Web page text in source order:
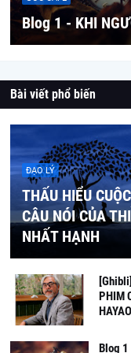
Blog 1 - KHI
Bài viết phổ biến
ĐẠO LÝ
THẤU HIỂU
CÂU NÓI CỦA
NHẤT HẠNH
PHIM
Blog 1